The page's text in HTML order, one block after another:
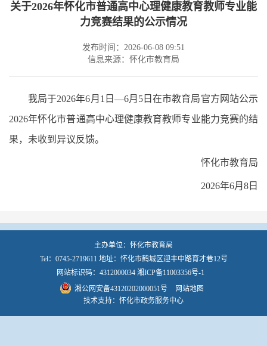
关于2026年怀化市普通高中心理健康教育教师专业能
力竞赛结果的公示情况
发布时间：2026-06-08 09:51
信息来源：怀化市教育局
我局于2026年6月1日—6月5日在市教育局官方网站公示
2026年怀化市普通高中心理健康教育教师专业能力竞赛的结
果，未收到异议反馈。
怀化市教育局
2026年6月8日
主办单位：怀化市教育局
Tel：0745-2719611 地址：怀化市鹤城区迎丰中路育才巷12号
网站标识码：4312000034 湘ICP备11003356号-1
湘公网安备43120202000051号
网站地图
技术支持：怀化市政务服务中心